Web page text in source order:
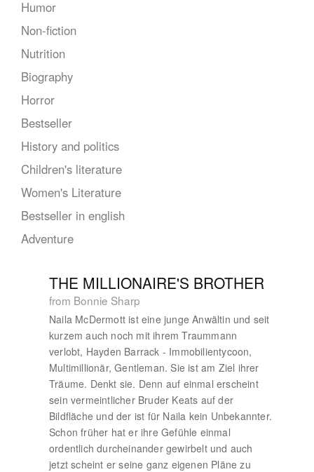
Humor
Non-fiction
Nutrition
Biography
Horror
Bestseller
History and politics
Children's literature
Women's Literature
Bestseller in english
Adventure
THE MILLIONAIRE'S BROTHER
from Bonnie Sharp
Naila McDermott ist eine junge Anwältin und seit
kurzem auch noch mit ihrem Traummann
verlobt, Hayden Barrack - Immobilientycoon,
Multimillionär, Gentleman. Sie ist am Ziel ihrer
Träume. Denkt sie. Denn auf einmal erscheint
sein vermeintlicher Bruder Keats auf der
Bildfläche und der ist für Naila kein Unbekannter.
Schon früher hat er ihre Gefühle einmal
ordentlich durcheinander gewirbelt und auch
jetzt scheint er seine ganz eigenen Pläne zu